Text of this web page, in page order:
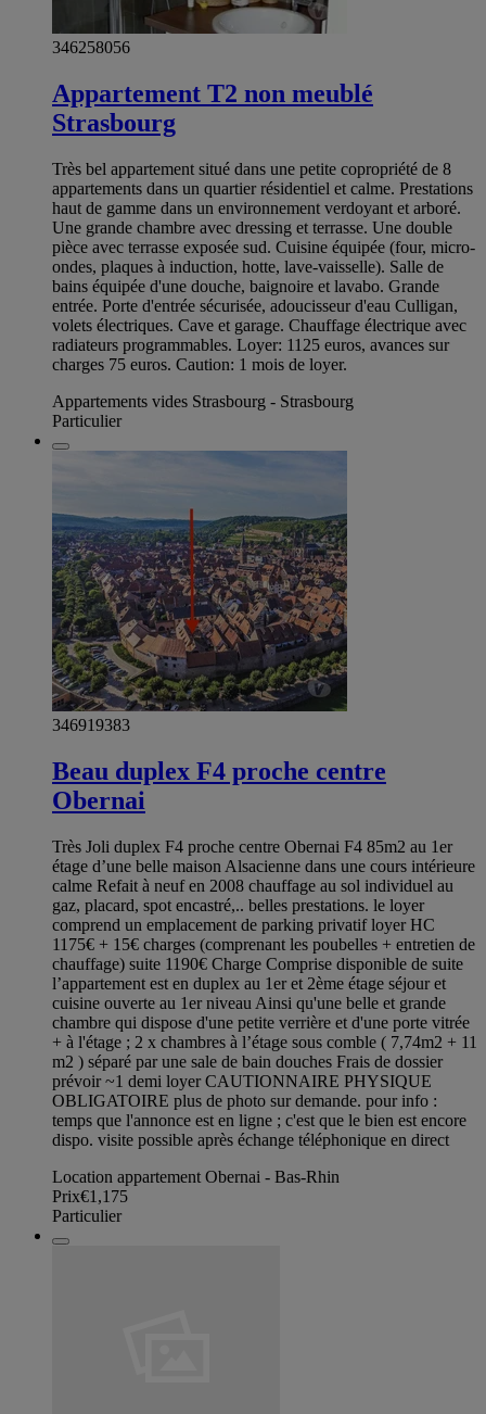
346258056
Appartement T2 non meublé
Strasbourg
Très bel appartement situé dans une petite copropriété de 8
appartements dans un quartier résidentiel et calme. Prestations
haut de gamme dans un environnement verdoyant et arboré.
Une grande chambre avec dressing et terrasse. Une double
pièce avec terrasse exposée sud. Cuisine équipée (four, micro-
ondes, plaques à induction, hotte, lave-vaisselle). Salle de
bains équipée d'une douche, baignoire et lavabo. Grande
entrée. Porte d'entrée sécurisée, adoucisseur d'eau Culligan,
volets électriques. Cave et garage. Chauffage électrique avec
radiateurs programmables. Loyer: 1125 euros, avances sur
charges 75 euros. Caution: 1 mois de loyer.
Appartements vides Strasbourg - Strasbourg
Particulier
346919383
Beau duplex F4 proche centre
Obernai
Très Joli duplex F4 proche centre Obernai F4 85m2 au 1er
étage d’une belle maison Alsacienne dans une cours intérieure
calme Refait à neuf en 2008 chauffage au sol individuel au
gaz, placard, spot encastré,.. belles prestations. le loyer
comprend un emplacement de parking privatif loyer HC
1175€ + 15€ charges (comprenant les poubelles + entretien de
chauffage) suite 1190€ Charge Comprise disponible de suite
l’appartement est en duplex au 1er et 2ème étage séjour et
cuisine ouverte au 1er niveau Ainsi qu'une belle et grande
chambre qui dispose d'une petite verrière et d'une porte vitrée
+ à l'étage ; 2 x chambres à l’étage sous comble ( 7,74m2 + 11
m2 ) séparé par une sale de bain douches Frais de dossier
prévoir ~1 demi loyer CAUTIONNAIRE PHYSIQUE
OBLIGATOIRE plus de photo sur demande. pour info :
temps que l'annonce est en ligne ; c'est que le bien est encore
dispo. visite possible après échange téléphonique en direct
Location appartement Obernai - Bas-Rhin
Prix€1,175
Particulier